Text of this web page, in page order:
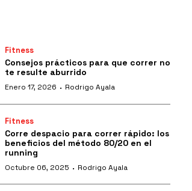
Fitness
Consejos prácticos para que correr no
te resulte aburrido
Enero 17, 2026 · Rodrigo Ayala
Fitness
Corre despacio para correr rápido: los
beneficios del método 80/20 en el
running
Octubre 06, 2025 · Rodrigo Ayala